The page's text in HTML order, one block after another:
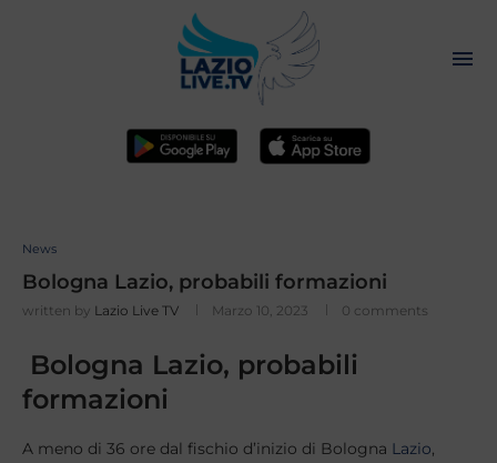
News
Bologna Lazio, probabili formazioni
written by Lazio Live TV Marzo 10, 2023 0 comments
Bologna Lazio, probabili
formazioni
A meno di 36 ore dal fischio d’inizio di Bologna Lazio,